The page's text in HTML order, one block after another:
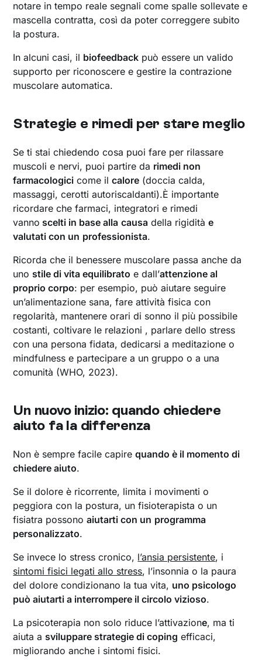
notare in tempo reale segnali come spalle sollevate e
mascella contratta, così da poter correggere subito
la postura.
In alcuni casi, il biofeedback può essere un valido
supporto per riconoscere e gestire la contrazione
muscolare automatica.
Strategie e rimedi per stare meglio
Se ti stai chiedendo cosa puoi fare per rilassare
muscoli e nervi, puoi partire da rimedi non
farmacologici come ilcalore (doccia calda,
massaggi, cerotti autoriscaldanti).È importante
ricordare che farmaci, integratori e rimedi
vanno scelti in base alla causa della rigiditàe
valutati con un professionista.
Ricorda che il benessere muscolare passa anche da
uno stile di vita equilibrato e dall’attenzione al
proprio corpo: per esempio, può aiutare seguire
un’alimentazione sana, fare attività fisica con
regolarità, mantenere orari di sonno il più possibile
costanti, coltivare le relazioni , parlare dello stress
con una persona fidata, dedicarsi a meditazione o
mindfulness e partecipare a un gruppo o a una
comunità (WHO, 2023).
Un nuovo inizio: quando chiedere
aiuto fa la differenza
Non è sempre facile capirequando è il momento di
chiedere aiuto.
Se il dolore è ricorrente, limita i movimenti o
peggiora con la postura, un fisioterapista o un
fisiatra possonoaiutarti con un programma
personalizzato.
Se invece lo stress cronico, l’ansia persistente, i
sintomi fisici legati allo stress, l’insonnia o la paura
del dolore condizionano la tua vita, uno psicologo
può aiutarti a interrompere il circolo vizioso.
La psicoterapia non solo riduce l’attivazione, ma ti
aiuta a sviluppare strategie di coping efficaci,
migliorando anche i sintomi fisici.